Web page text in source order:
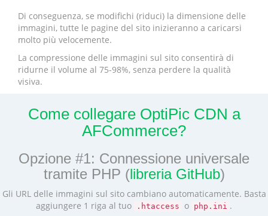
Di conseguenza, se modifichi (riduci) la dimensione delle
immagini, tutte le pagine del sito inizieranno a caricarsi
molto più velocemente.
La compressione delle immagini sul sito consentirà di
ridurne il volume al 75-98%, senza perdere la qualità
visiva.
Come collegare OptiPic CDN a
AFCommerce?
Opzione #1: Connessione universale
tramite PHP (libreria GitHub)
Gli URL delle immagini sul sito cambiano automaticamente. Basta
aggiungere 1 riga al tuo
.htaccess o php.ini .